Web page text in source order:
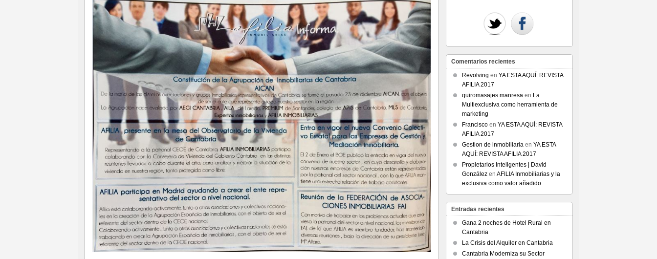
Comentarios recientes
Revolving en YA ESTA AQUÍ: REVISTA
AFILIA 2017
quiromasajes manresa en La
Multiexclusiva como herramienta de
marketing
Francisco en YA ESTA AQUÍ: REVISTA
AFILIA 2017
Gestion de inmobiliaria en YA ESTA
AQUÍ: REVISTA AFILIA 2017
Propietarios Inteligentes | David
González en AFILIA Inmobiliarias y la
exclusiva como valor añadido
Entradas recientes
Gana 2 noches de Hotel Rural en
Cantabria
La Crisis del Alquiler en Cantabria
Cantabria Moderniza su Sector